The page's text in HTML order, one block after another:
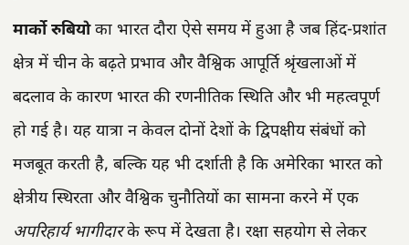
मार्को रुबियोका भारत दौरा ऐसे समय में हुआ है जब हिंद-प्रशांत
क्षेत्र में चीन के बढ़ते प्रभाव और वैश्विक आपूर्ति श्रृंखलाओं में
बदलाव के कारण भारत की रणनीतिक स्थिति और भी महत्वपूर्ण
हो गई है। यह यात्रा न केवल दोनों देशों के द्विपक्षीय संबंधों को
मजबूत करती है, बल्कि यह भी दर्शाती है कि अमेरिका भारत को
क्षेत्रीय स्थिरता और वैश्विक चुनौतियों का सामना करने में एक
अपरिहार्य भागीदारके रूप में देखता है। रक्षा सहयोग से लेकर